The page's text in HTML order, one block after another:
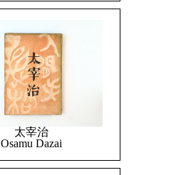
太宰治
Osamu Dazai